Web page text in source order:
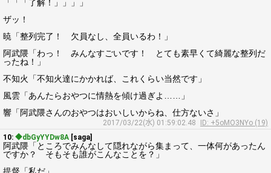
「「「了解！」」」」
ザッ！
暁「整列完了！ 欠員なし、全員いるわ！」
阿武隈「わっ！ みんなすごいです！ とても素早くて綺麗な整列だ
ったね！」
不知火「不知火達にかかれば、これくらい当然です」
風雲「あんたらおやつに情熱を傾け過ぎよ……」
響「阿武隈さんのおやつはおいしいからね、仕方ないさ」
2017/03/22(水) 01:59:02.48
ID: +5oMO3NYo (19)
10: ◆dbGyYYDw8A [saga]
阿武隈「ところでみんなして隠れながら集まって、一体何があったん
ですか？ そもそも誰がこんなことを？」